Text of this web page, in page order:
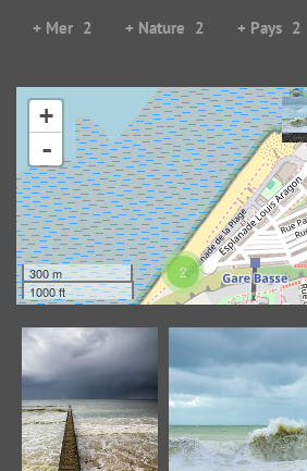
+ Mer 2 + Nature 2 + Pays 2
2
+
-
300 m
1000 ft
Asymétrie
tempétueuse…
18820 visites
En
Horizon désert
19042 visites